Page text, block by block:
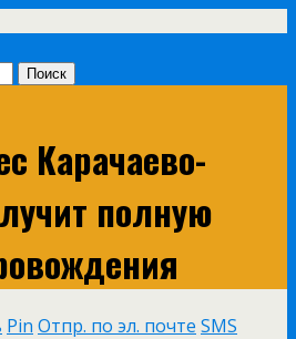
Карачаево-
полную
Pin Отпр. по эл. почте SMS